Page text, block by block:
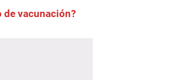
de vacunación?